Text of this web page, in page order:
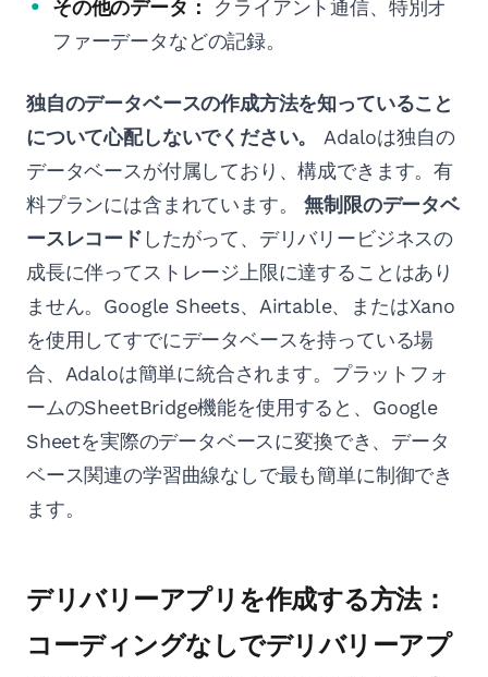
その他のデータ：
クライアント通信、特別オ
ファーデータなどの記録。
独自のデータベースの作成方法を知っていること
について心配しないでください。
Adaloは独自の
データベースが付属しており、構成できます。有
料プランには含まれています。無制限のデータベ
ースレコード したがって、デリバリービジネスの
成長に伴ってストレージ上限に達することはあり
ません。Google Sheets、Airtable、またはXano
を使用してすでにデータベースを持っている場
合、Adaloは簡単に統合されます。プラットフォ
ームのSheetBridge機能を使用すると、Google
Sheetを実際のデータベースに変換でき、データ
ベース関連の学習曲線なしで最も簡単に制御でき
ます。
デリバリーアプリを作成する方法：
コーディングなしでデリバリーアプ